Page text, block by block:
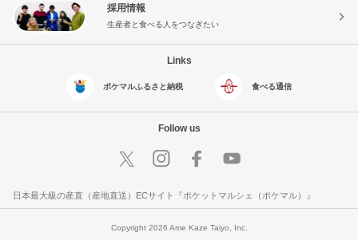
採用情報
生産者と食べる人をつなぎたい
Links
ポケマルふるさと納税 食べる通信
Follow us
日本最大級の産直（産地直送）ECサイト『ポケットマルシェ（ポケマル）』
Copyright 2026 Ame Kaze Taiyo, Inc.